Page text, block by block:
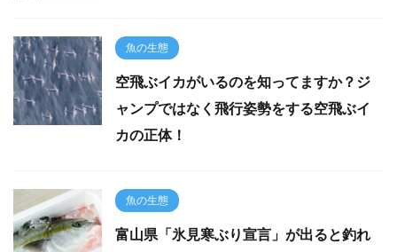
魚の生態
空飛ぶイカがいるのを知ってますか？ジ
ャンプではなく飛行姿勢をする空飛ぶイ
カの正体！
魚の生態
富山県「氷見寒ぶり宣言」が出ると釣れ